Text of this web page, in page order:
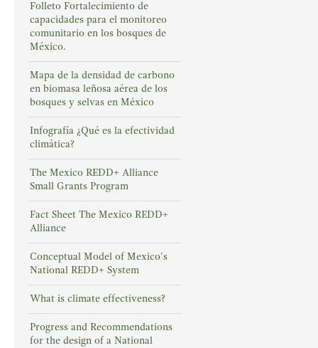
Folleto Fortalecimiento de
capacidades para el monitoreo
comunitario en los bosques de
México.
Mapa de la densidad de carbono
en biomasa leñosa aérea de los
bosques y selvas en México
Infografía ¿Qué es la efectividad
climática?
The Mexico REDD+ Alliance
Small Grants Program
Fact Sheet The Mexico REDD+
Alliance
Conceptual Model of Mexico’s
National REDD+ System
What is climate effectiveness?
Progress and Recommendations
for the design of a National